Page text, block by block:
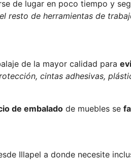
de lugar en poco tiempo y
resto de herramientas de
de la mayor calidad para
cintas adhesivas,
de embalado de muebles se
Illapel a donde necesite